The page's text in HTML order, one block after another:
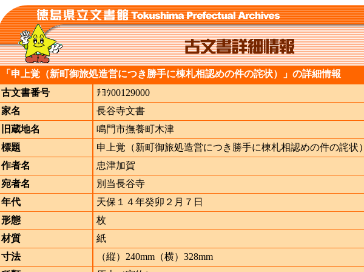
「申上覚（新町御旅処造営につき勝手に棟札相認めの件の詫状）」の詳細情報
古文書番号
ﾁﾖｳ00129000
家名
長谷寺文書
旧蔵地名
鳴門市撫養町木津
標題
申上覚（新町御旅処造営につき勝手に棟札相認めの件の詫状）
作者名
忠津加賀
宛者名
別当長谷寺
年代
天保１４年癸卯２月７日
形態
枚
材質
紙
寸法
（縦）240mm（横）328mm